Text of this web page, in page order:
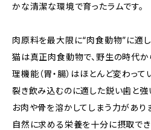
かな清潔な環境で育ったラムです。
肉原料を最大限に“肉食動物”に適
猫は真正肉食動物で、野生の時代か
理機能（胃・腸）はほとんど変わって
裂き飲み込むのに適した鋭い歯と強
お肉や骨を溶かしてしまう力があり
自然に求める栄養を十分に摂取でき